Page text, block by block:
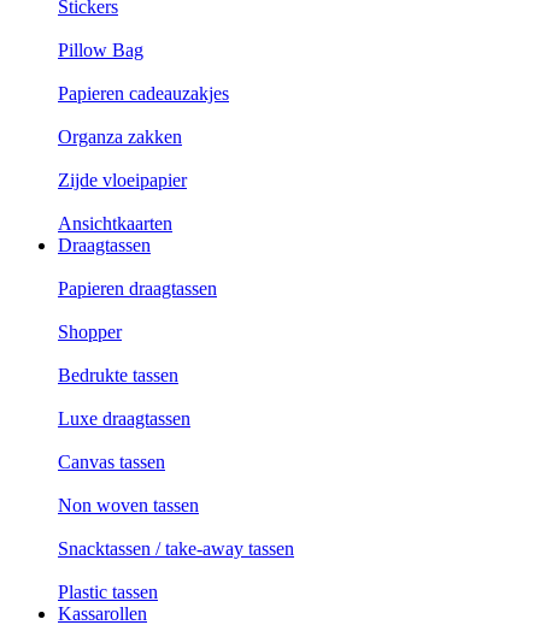
Stickers
Pillow Bag
Papieren cadeauzakjes
Organza zakken
Zijde vloeipapier
Ansichtkaarten
Draagtassen
Papieren draagtassen
Shopper
Bedrukte tassen
Luxe draagtassen
Canvas tassen
Non woven tassen
Snacktassen / take-away tassen
Plastic tassen
Kassarollen